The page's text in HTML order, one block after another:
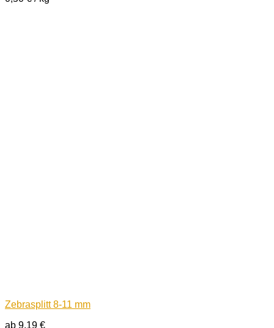
Zebrasplitt 8-11 mm
ab 9,19 €